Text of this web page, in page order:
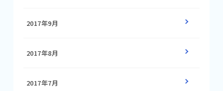
2017年9月
2017年8月
2017年7月